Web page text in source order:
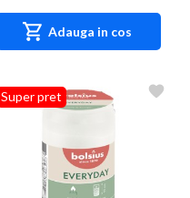
Adauga in cos
Super pret